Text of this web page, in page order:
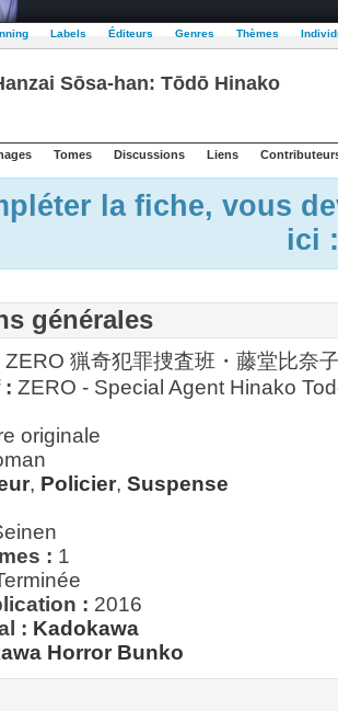
Labels Éditeurs Genres Thèmes
Sōsa-han: Tōdō Hinako
Tomes Discussions Liens
la fiche, vous
ici
générales
ZERO 猟奇犯罪捜査班・藤堂比奈
: ZERO - Special Agent Hinako
originale
, Policier, Suspense
: 1
: 2016
: Kadokawa
Horror Bunko